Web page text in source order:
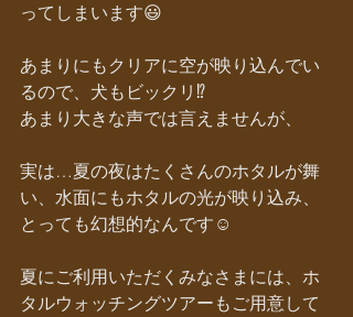
ってしまいます😃
あまりにもクリアに空が映り込んでい
るので、犬もビックリ⁉︎
あまり大きな声では言えませんが、
実は…夏の夜はたくさんのホタルが舞
い、水面にもホタルの光が映り込み、
とっても幻想的なんです☺️
夏にご利用いただくみなさまには、ホ
タルウォッチングツアーもご用意して